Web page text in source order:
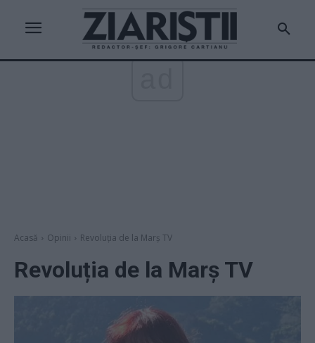
Acasă Opinii Revoluția de la Marș TV
Revoluția de la Marș TV